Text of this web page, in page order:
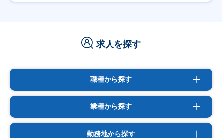
求人を探す
職種から探す
業種から探す
勤務地から探す